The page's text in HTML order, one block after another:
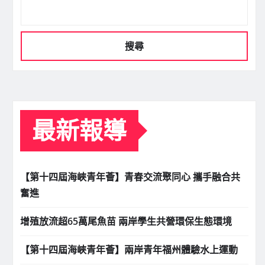
搜尋
最新報導
【第十四屆海峽青年薈】青春交流聚同心 攜手融合共
奮進
增殖放流超65萬尾魚苗 兩岸學生共營環保生態環境
【第十四屆海峽青年薈】兩岸青年福州體驗水上運動